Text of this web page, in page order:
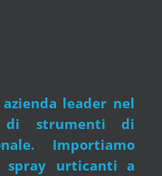
leader nel
di strumenti di
Importiamo
spray urticanti a